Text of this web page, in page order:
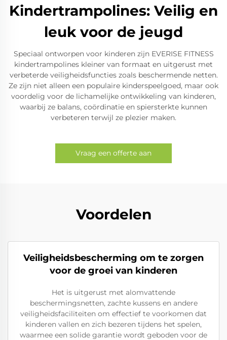
Kindertrampolines: Veilig en
leuk voor de jeugd
Speciaal ontworpen voor kinderen zijn EVERISE FITNESS
kindertrampolines kleiner van formaat en uitgerust met
verbeterde veiligheidsfuncties zoals beschermende netten.
Ze zijn niet alleen een populaire kinderspeelgoed, maar ook
voordelig voor de lichamelijke ontwikkeling van kinderen,
waarbij ze balans, coördinatie en spiersterkte kunnen
verbeteren terwijl ze plezier maken.
Vraag een offerte aan
Voordelen
Veiligheidsbescherming om te zorgen
voor de groei van kinderen
Het is uitgerust met alomvattende
beschermingsnetten, zachte kussens en andere
veiligheidsfaciliteiten om effectief te voorkomen dat
kinderen vallen en zich bezeren tijdens het spelen,
waarmee een solide garantie wordt geboden voor de